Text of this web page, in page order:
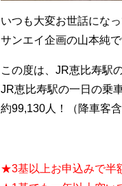
いつも大変お世話になっ
サンエイ企画の山本純で
この度は、JR恵比寿駅
JR恵比寿駅の一日の乗
約99,130人！（降車客含
★3基以上お申込みで半